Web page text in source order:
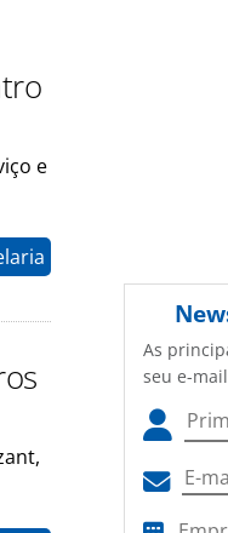
e
As
seu e-mail